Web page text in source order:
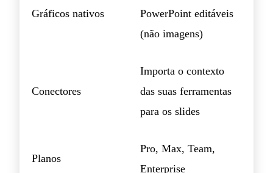
Gráficos nativos
PowerPoint editáveis
(não imagens)
Conectores
Importa o contexto
das suas ferramentas
para os slides
Planos
Pro, Max, Team,
Enterprise